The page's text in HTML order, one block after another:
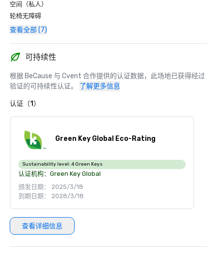
空间（私人）
轮椅无障碍
查看全部 (7)
可持续性
根据 BeCause 与 Cvent 合作提供的认证数据，此场地已获得经过
验证的可持续性认证。
了解更多信息
认证（1）
Green Key Global Eco-Rating
Sustainability level: 4 Green Keys
认证机构： Green Key Global
颁发日期： 2025/3/18
到期日期： 2028/3/18
查看详细信息